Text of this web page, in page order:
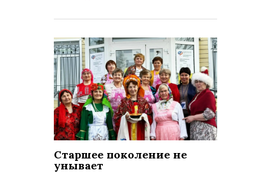
Старшее поколение не
унывает